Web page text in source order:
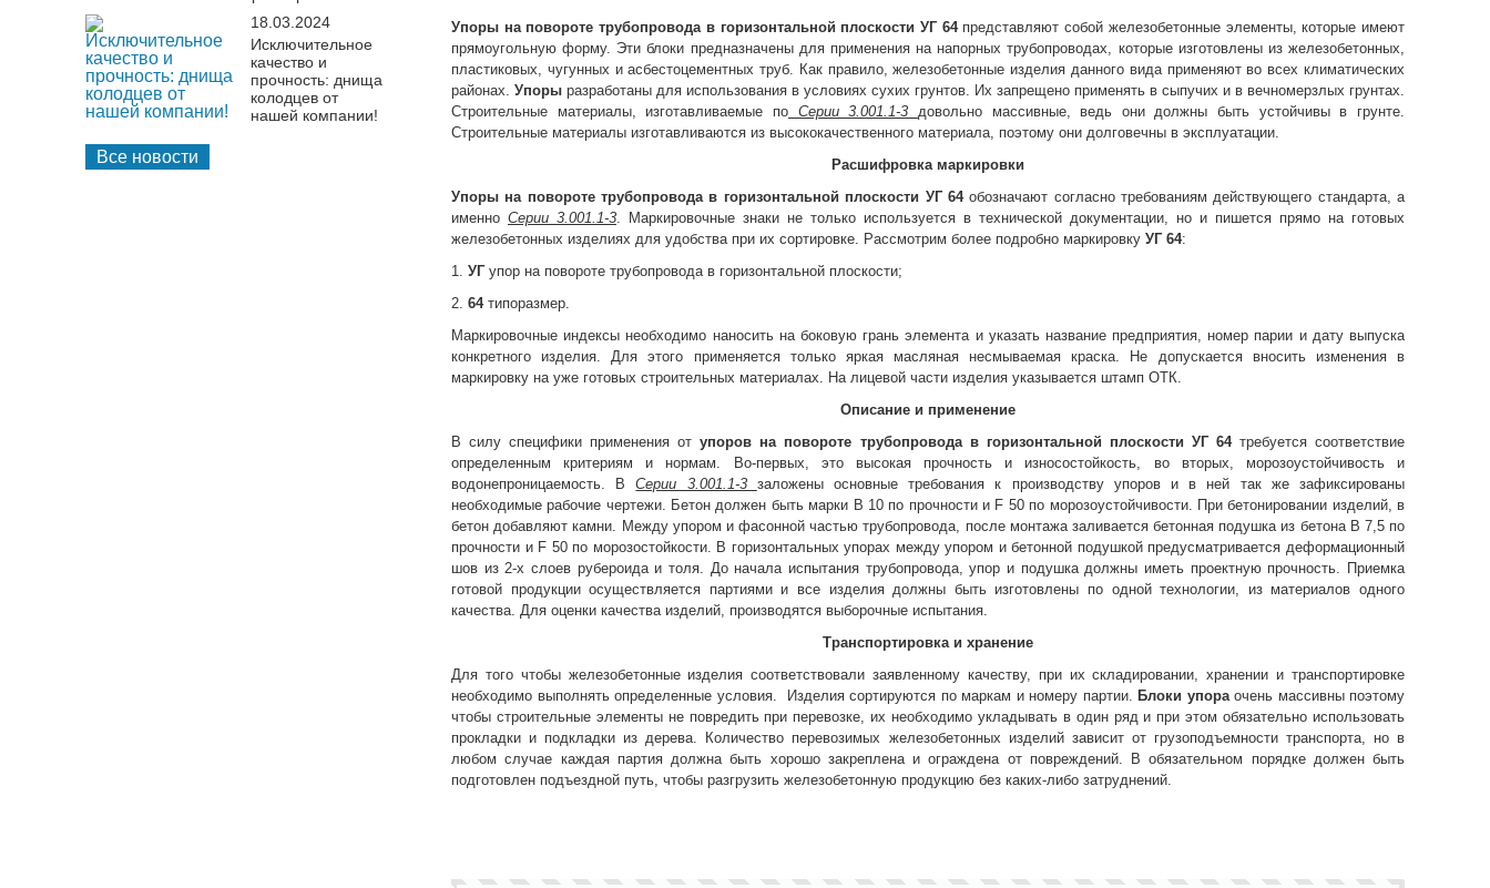
18.03.2024
Исключительное
качество и
прочность: днища
колодцев от
нашей компании!
Все новости
Упоры на повороте трубопровода в горизонтальной плоскости УГ 64 представляют собой железобетонные элементы, которые имеют
прямоугольную форму. Эти блоки предназначены для применения на напорных трубопроводах, которые изготовлены из железобетонных,
пластиковых, чугунных и асбестоцементных труб. Как правило, железобетонные изделия данного вида применяют во всех климатических
районах. Упоры разработаны для использования в условиях сухих грунтов. Их запрещено применять в сыпучих и в вечномерзлых грунтах.
Строительные материалы, изготавливаемые поСерии 3.001.1-3 довольно массивные, ведь они должны быть устойчивы в грунте.
Строительные материалы изготавливаются из высококачественного материала, поэтому они долговечны в эксплуатации.
Расшифровка маркировки
Упоры на повороте трубопровода в горизонтальной плоскости УГ 64обозначают согласно требованиям действующего стандарта, а
именно Серии 3.001.1-3. Маркировочные знаки не только используется в технической документации, но и пишется прямо на готовых
железобетонных изделиях для удобства при их сортировке. Рассмотрим более подробно маркировку УГ 64:
1. УГ упор на повороте трубопровода в горизонтальной плоскости;
2. 64 типоразмер.
Маркировочные индексы необходимо наносить на боковую грань элемента и указать название предприятия, номер парии и дату выпуска
конкретного изделия. Для этого применяется только яркая масляная несмываемая краска. Не допускается вносить изменения в
маркировку на уже готовых строительных материалах. На лицевой части изделия указывается штамп ОТК.
Описание и применение
В силу специфики применения отупоров на повороте трубопровода в горизонтальной плоскости УГ 64 требуется соответствие
определенным критериям и нормам. Во-первых, это высокая прочность и износостойкость, во
вторых, морозоустойчивость и
водонепроницаемость. ВСерии 3.001.1-3 заложены основные требования к производству упоров и в ней так же зафиксированы
необходимые рабочие чертежи. Бетон должен быть марки B 10 по прочности и F 50 по морозоустойчивости. При бетонировании изделий, в
бетон добавляют камни. Между упором и фасонной частью трубопровода, после монтажа заливается бетонная подушка из бетона B 7,5 по
прочности и F 50 по морозостойкости. В горизонтальных упорах между упором и бетонной подушкой предусматривается деформационный
шов из 2-х слоев рубероида и толя. До начала испытания трубопровода, упор и подушка должны иметь проектную прочность. Приемка
готовой продукции осуществляется партиями и все изделия должны быть изготовлены по одной технологии, из материалов одного
качества. Для оценки качества изделий, производятся выборочные испытания.
Транспортировка и хранение
Для того чтобы железобетонные изделия соответствовали заявленному качеству, при их складировании, хранении и транспортировке
необходимо выполнять определенные условия. Изделия сортируются по маркам и номеру партии. Блоки упораочень массивны поэтому
чтобы строительные элементы не повредить при перевозке, их необходимо укладывать в один ряд и при этом обязательно использовать
прокладки и подкладки из дерева. Количество перевозимых железобетонных изделий зависит от грузоподъемности транспорта, но в
любом случае каждая партия должна быть хорошо закреплена и ограждена от повреждений. В обязательном порядке должен быть
подготовлен подъездной путь, чтобы разгрузить железобетонную продукцию без каких-либо затруднений.